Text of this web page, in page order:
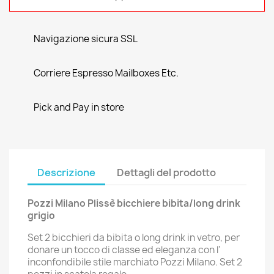
Navigazione sicura SSL
Corriere Espresso Mailboxes Etc.
Pick and Pay in store
Descrizione Dettagli del prodotto
Pozzi Milano Plissè bicchiere bibita/long drink
grigio
Set 2 bicchieri da bibita o long drink in vetro, per
donare un tocco di classe ed eleganza con l'
inconfondibile stile marchiato Pozzi Milano. Set 2